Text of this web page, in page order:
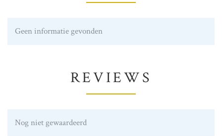
Geen informatie gevonden
REVIEWS
Nog niet gewaardeerd